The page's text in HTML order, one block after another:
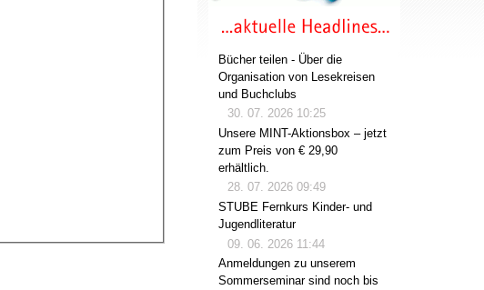
Bücher teilen - Über die
Organisation von Lesekreisen
und Buchclubs
30. 07. 2026 10:25
Unsere MINT-Aktionsbox – jetzt
zum Preis von € 29,90
erhältlich.
28. 07. 2026 09:49
STUBE Fernkurs Kinder- und
Jugendliteratur
09. 06. 2026 11:44
Anmeldungen zu unserem
Sommerseminar sind noch bis